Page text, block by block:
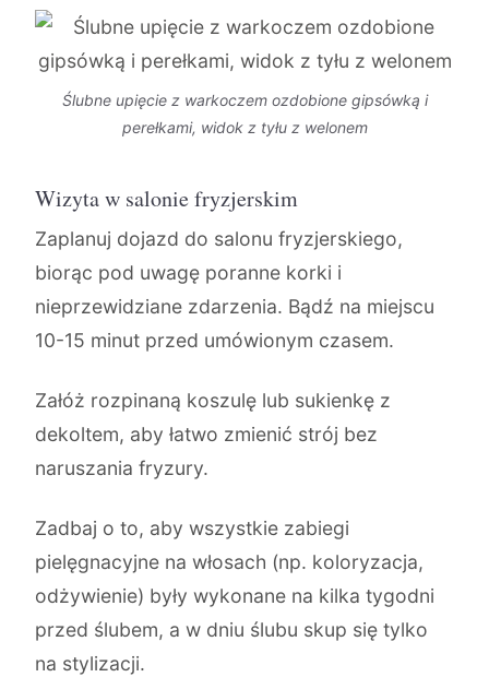
Ślubne upięcie z warkoczem ozdobione gipsówką i
perełkami, widok z tyłu z welonem
Wizyta w salonie fryzjerskim
Zaplanuj dojazd do salonu fryzjerskiego,
biorąc pod uwagę poranne korki i
nieprzewidziane zdarzenia. Bądź na miejscu
10-15 minut przed umówionym czasem.
Załóż rozpinaną koszulę lub sukienkę z
dekoltem, aby łatwo zmienić strój bez
naruszania fryzury.
Zadbaj o to, aby wszystkie zabiegi
pielęgnacyjne na włosach (np. koloryzacja,
odżywienie) były wykonane na kilka tygodni
przed ślubem, a w dniu ślubu skup się tylko
na stylizacji.